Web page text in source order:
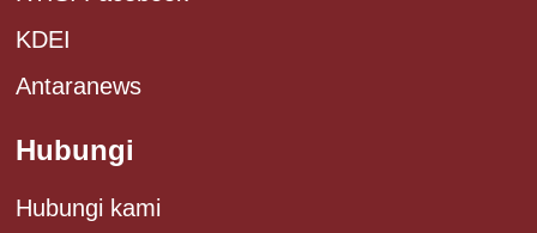
KDEI
Antaranews
Hubungi
Hubungi kami